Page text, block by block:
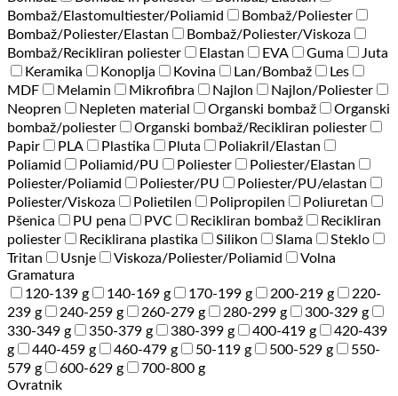
Bombaž/Elastomultiester/Poliamid
Bombaž/Poliester
Bombaž/Poliester/Elastan
Bombaž/Poliester/Viskoza
Bombaž/Recikliran poliester
Elastan EVA Guma
Juta
Keramika
Konoplja Kovina Lan/Bombaž
Les
MDF
Melamin Mikrofibra Najlon
Najlon/Poliester
Neopren
Nepleten material Organski bombaž
Organski
bombaž/poliester
Organski bombaž/Recikliran poliester
Papir
PLA Plastika Pluta
Poliakril/Elastan
Poliamid
Poliamid/PU Poliester
Poliester/Elastan
Poliester/Poliamid
Poliester/PU
Poliester/PU/elastan
Poliester/Viskoza
Polietilen Polipropilen
Poliuretan
Pšenica
PU pena PVC Recikliran bombaž
Recikliran
poliester
Reciklirana plastika Silikon Slama
Steklo
Tritan
Usnje Viskoza/Poliester/Poliamid
Volna
Gramatura
120-139 g
140-169 g 170-199 g 200-219 g
220-
239 g
240-259 g 260-279 g 280-299 g
300-329 g
330-349 g
350-379 g 380-399 g 400-419 g
420-439
g
440-459 g 460-479 g 50-119 g 500-529 g
550-
579 g
600-629 g
700-800 g
Ovratnik